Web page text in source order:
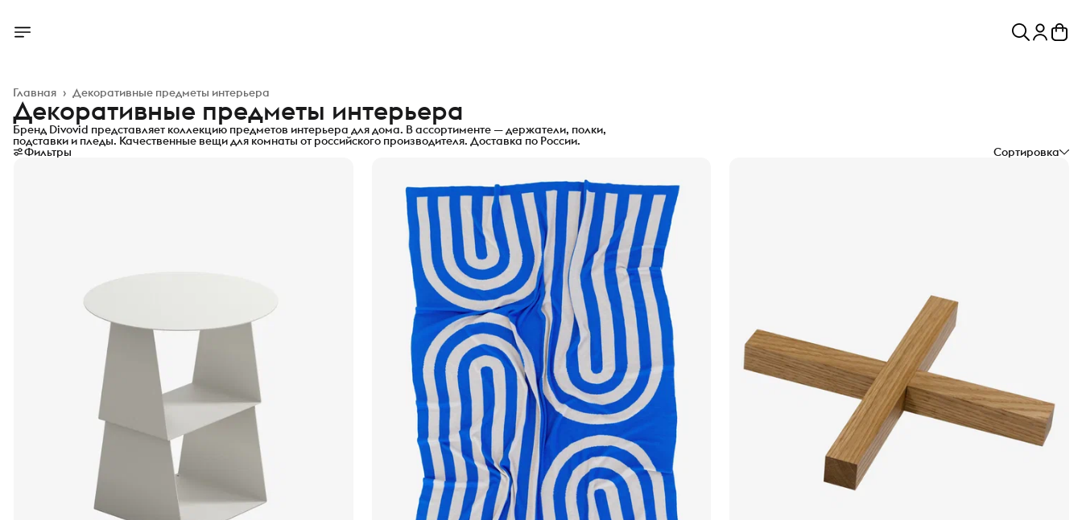
Декоративные предметы интерьера
Главная ›
Декоративные предметы интерьера
Бренд Divovid представляет коллекцию предметов интерьера для дома. В ассортименте — держатели, полки,
подставки и пледы. Качественные вещи для комнаты от российского производителя. Доставка по России.
Фильтры Сортировка